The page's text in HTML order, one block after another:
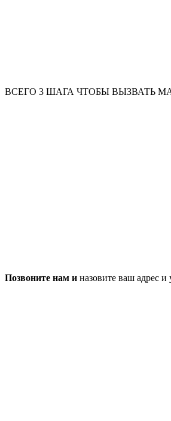
ВСЕГО 3 ШАГА ЧТОБЫ ВЫЗВАТЬ
Позвоните нам и назовите ваш адрес и